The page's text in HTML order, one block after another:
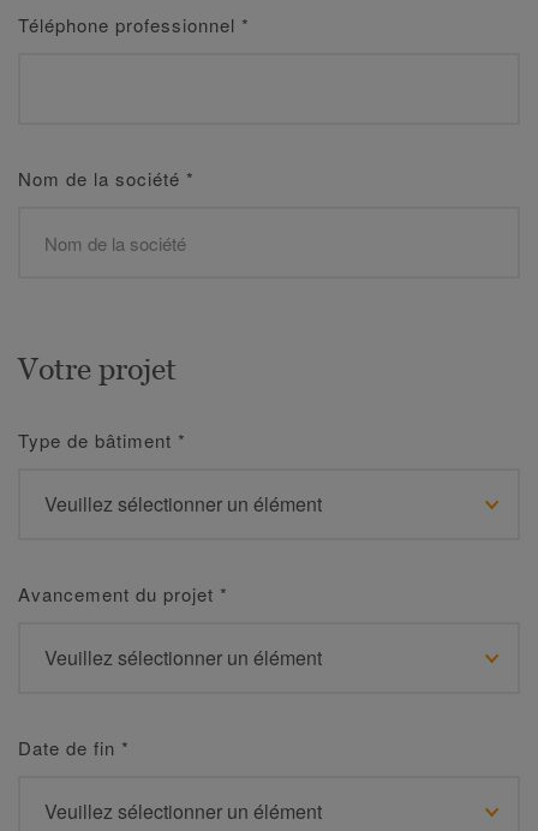
Téléphone professionnel *
Nom de la société *
Votre projet
Type de bâtiment *
Avancement du projet *
Date de fin *